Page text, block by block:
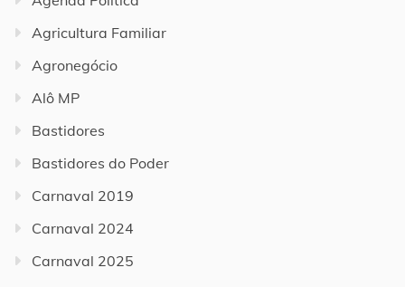
Agricultura Familiar
Agronegócio
Alô MP
Bastidores
Bastidores do Poder
Carnaval 2019
Carnaval 2024
Carnaval 2025